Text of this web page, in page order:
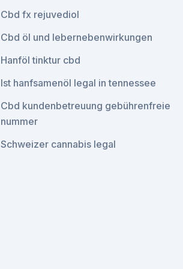
Cbd fx rejuvediol
Cbd öl und lebernebenwirkungen
Hanföl tinktur cbd
Ist hanfsamenöl legal in tennessee
Cbd kundenbetreuung gebührenfreie
nummer
Schweizer cannabis legal